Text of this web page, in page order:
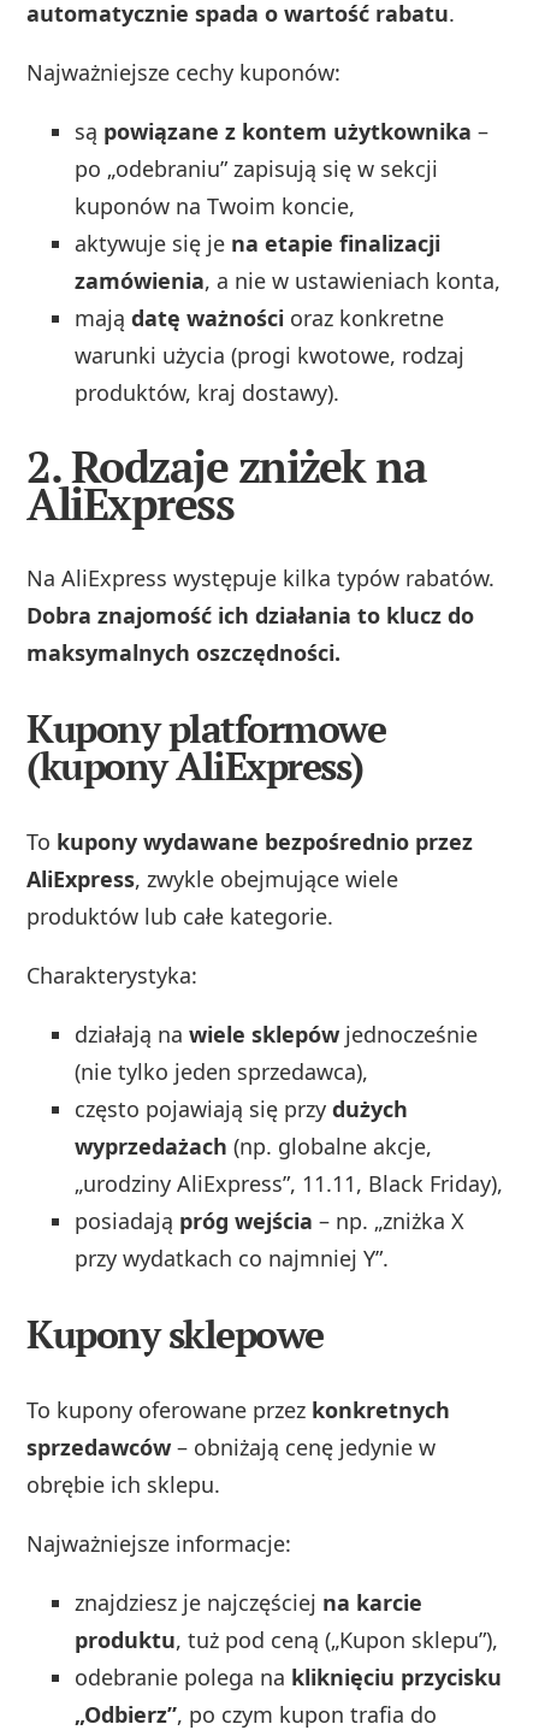
automatycznie spada o wartość rabatu.
Najważniejsze cechy kuponów:
są powiązane z kontem użytkownika –
po „odebraniu” zapisują się w sekcji
kuponów na Twoim koncie,
aktywuje się je na etapie finalizacji
zamówienia, a nie w ustawieniach konta,
majądatę ważności oraz konkretne
warunki użycia (progi kwotowe, rodzaj
produktów, kraj dostawy).
2. Rodzaje zniżek na
AliExpress
Na AliExpress występuje kilka typów rabatów.
Dobra znajomość ich działania to klucz do
maksymalnych oszczędności.
Kupony platformowe
(kupony AliExpress)
To kupony wydawane bezpośrednio przez
AliExpress, zwykle obejmujące wiele
produktów lub całe kategorie.
Charakterystyka:
działają nawiele sklepów jednocześnie
(nie tylko jeden sprzedawca),
często pojawiają się przydużych
wyprzedażach (np. globalne akcje,
„urodziny AliExpress”, 11.11, Black Friday),
posiadają próg wejścia – np. „zniżka X
przy wydatkach co najmniej Y”.
Kupony sklepowe
To kupony oferowane przez konkretnych
sprzedawców – obniżają cenę jedynie w
obrębie ich sklepu.
Najważniejsze informacje:
znajdziesz je najczęściej na karcie
produktu, tuż pod ceną („Kupon sklepu”),
odebranie polega na kliknięciu przycisku
„Odbierz”, po czym kupon trafia do